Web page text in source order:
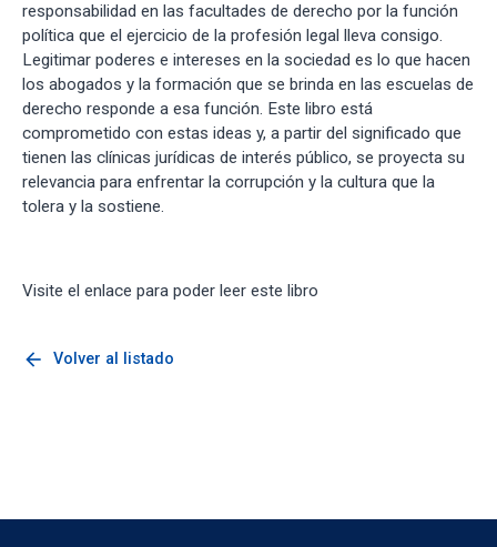
responsabilidad en las facultades de derecho por la función
política que el ejercicio de la profesión legal lleva consigo.
Legitimar poderes e intereses en la sociedad es lo que hacen
los abogados y la formación que se brinda en las escuelas de
derecho responde a esa función. Este libro está
comprometido con estas ideas y, a partir del significado que
tienen las clínicas jurídicas de interés público, se proyecta su
relevancia para enfrentar la corrupción y la cultura que la
tolera y la sostiene.
Visite el enlace para poder leer este libro
arrow_back Volver al listado